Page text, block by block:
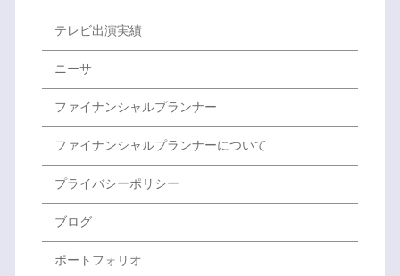
テレビ出演実績
ニーサ
ファイナンシャルプランナー
ファイナンシャルプランナーについて
プライバシーポリシー
ブログ
ポートフォリオ